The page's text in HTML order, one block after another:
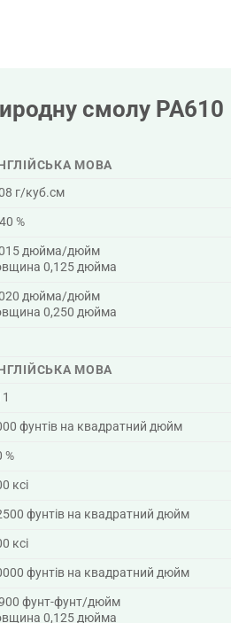
смолу PA610
МОВА
г/куб.см
%
дюйма/дюйм
0,125 дюйма
дюйма/дюйм
0,250 дюйма
МОВА
фунтів на квадратний дюйм
%
ксі
фунтів на квадратний дюйм
ксі
фунтів на квадратний дюйм
фунт-фунт/дюйм
0,125 дюйма